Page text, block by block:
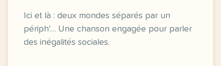
Ici et là : deux mondes séparés par un
périph’… Une chanson engagée pour parler
des inégalités sociales.